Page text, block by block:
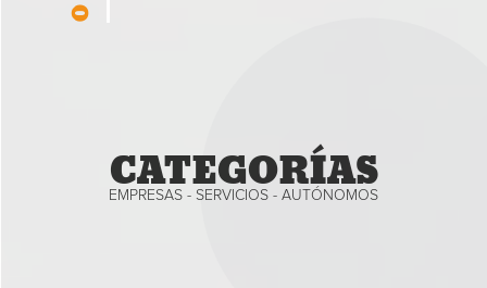
CATEGORÍAS
EMPRESAS - SERVICIOS - AUTÓNOMOS